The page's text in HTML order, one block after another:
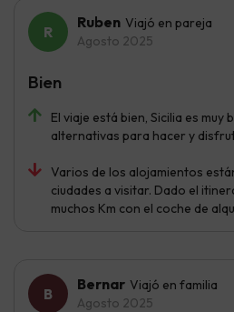
Ruben Viajó en pareja
Agosto 2025
El viaje está bien, Sicilia es muy
alternativas para hacer y
Varios de los alojamientos
ciudades a visitar. Dado el
muchos Km con el coche de
Bien
Bernar Viajó en familia
Agosto 2025